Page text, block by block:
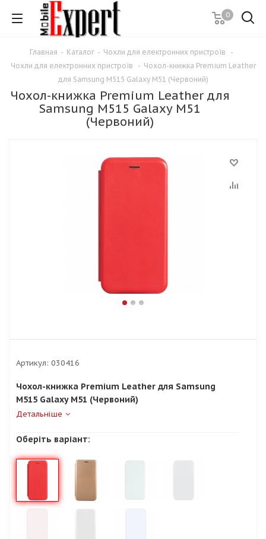
0
Главная - Каталог - Чохли для електронних пристроїв
-
Чохли для електронних пристроїв
- Чохол-книжка Premium Leather
для Samsung M515 Galaxy M51 (Червоний)
Чохол-книжка Premium Leather для
Samsung M515 Galaxy M51
(Червоний)
Артикул: 030416
Чохол-книжка Premium Leather для Samsung
M515 Galaxy M51 (Червоний)
Детальніше
Оберіть варіант: